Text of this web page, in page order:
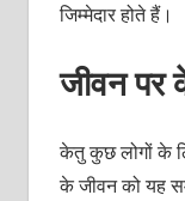
जिम्मेदार होते हैं।
जीवन पर
केतु कुछ लोगों के
के जीवन को यह